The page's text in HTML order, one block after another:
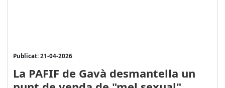
Publicat: 21-04-2026
La PAFIF de Gavà desmantella un